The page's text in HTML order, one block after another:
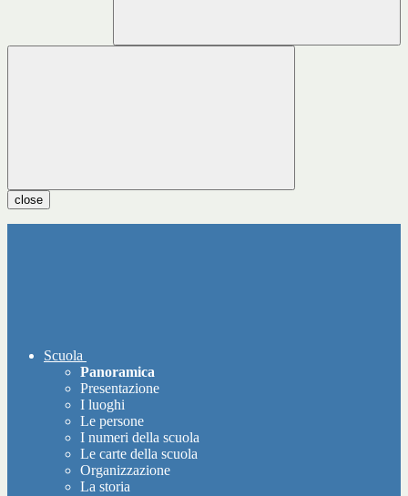
close
Scuola
Panoramica
Presentazione
I luoghi
Le persone
I numeri della scuola
Le carte della scuola
Organizzazione
La storia